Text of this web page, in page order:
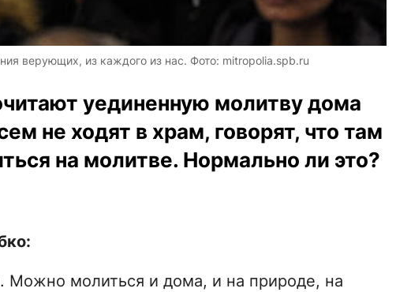
верующих, из каждого из нас. Фото: mitropolia.spb.ru
уединенную молитву дома
не ходят в храм, говорят, что там
на молитве. Нормально ли это?
Можно молиться и дома, и на природе, на